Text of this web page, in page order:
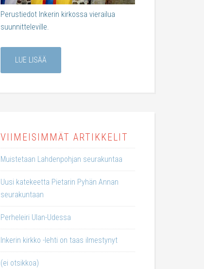
Perustiedot Inkerin kirkossa vierailua
suunnitteleville.
LUE LISÄÄ
VIIMEISIMMÄT ARTIKKELIT
Muistetaan Lahdenpohjan seurakuntaa
Uusi katekeetta Pietarin Pyhän Annan
seurakuntaan
Perheleiri Ulan-Udessa
Inkerin kirkko -lehti on taas ilmestynyt
(ei otsikkoa)